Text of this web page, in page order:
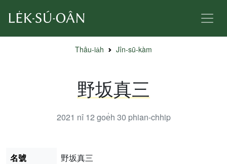
Thâu-ia̍h Jîn-sū-kàm
野坂真三
2021 nî 12 goe̍h 30 phian-chhip
名號 野坂真三